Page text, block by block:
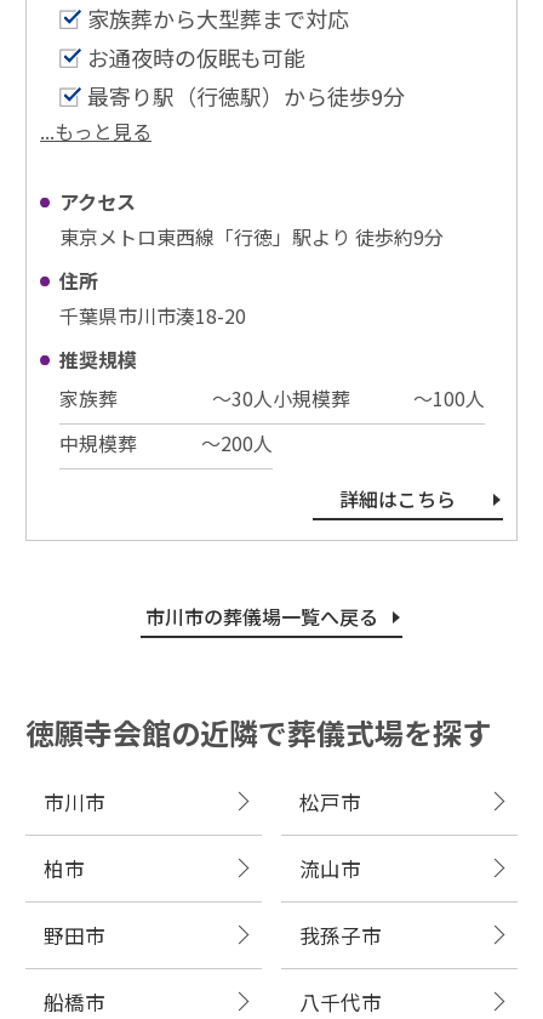
家族葬から大型葬まで対応
お通夜時の仮眠も可能
最寄り駅（行徳駅）から徒歩9分
...もっと見る
アクセス
東京メトロ東西線「行徳」駅より 徒歩約9分
住所
千葉県市川市湊18-20
推奨規模
家族葬
〜30⼈小規模葬
〜100⼈
中規模葬
〜200⼈
詳細はこちら
市川市の葬儀場一覧へ戻る
徳願寺会館の近隣で葬儀式場を探す
市川市 松戸市
柏市 流山市
野田市 我孫子市
船橋市 八千代市